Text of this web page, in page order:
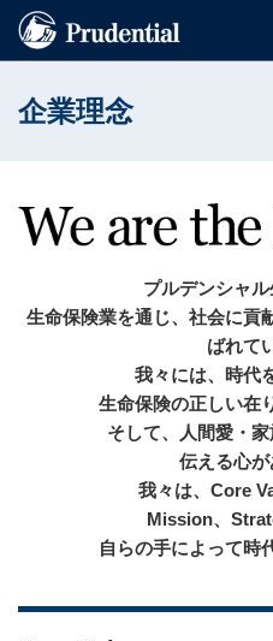
企業理念
プルデンシャル
生命保険業を通じ、社会に貢
ばれて
我々には、時代
生命保険の正しい在
そして、人間愛・
伝える心が
我々は、Core
Mission、
自らの手によって時